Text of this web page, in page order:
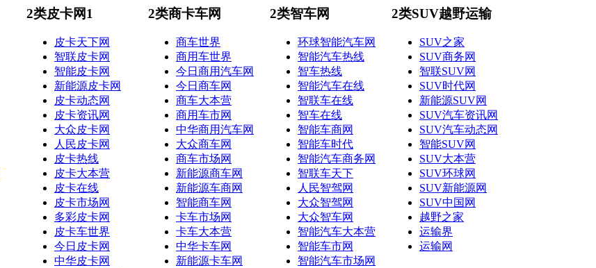
2类皮卡网1
皮卡天下网
智联皮卡网
智能皮卡网
新能源皮卡网
皮卡动态网
皮卡资讯网
大众皮卡网
人民皮卡网
皮卡热线
皮卡大本营
皮卡在线
皮卡市场网
多彩皮卡网
皮卡车世界
今日皮卡网
中华皮卡网
2类商卡车网
商车世界
商用车世界
今日商用汽车网
今日商车网
商车大本营
商用车市网
中华商用汽车网
大众商车网
商车市场网
新能源商车网
新能源车商网
智能商车网
卡车市场网
卡车大本营
中华卡车网
新能源卡车网
2类智车网
环球智能汽车网
智能汽车热线
智车热线
智能汽车在线
智联车在线
智车在线
智能车商网
智能车时代
智能汽车商务网
智联车天下
人民智驾网
大众智驾网
大众智车网
智能汽车大本营
智能车市网
智能汽车市场网
2类SUV越野运输
SUV之家
SUV商务网
智联SUV网
SUV时代网
新能源SUV网
SUV汽车资讯网
SUV汽车动态网
智能SUV网
SUV大本营
SUV环球网
SUV新能源网
SUV中国网
越野之家
运输界
运输网